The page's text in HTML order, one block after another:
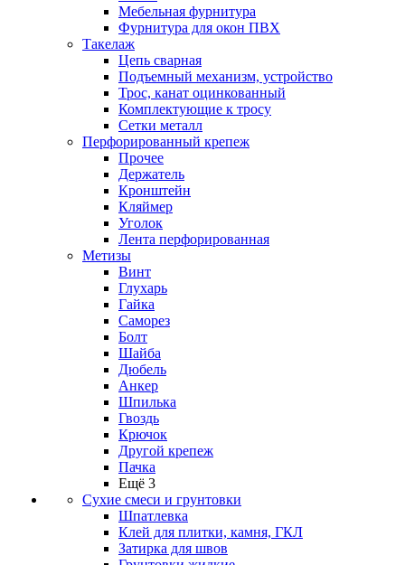
Мебельная фурнитура
Фурнитура для окон ПВХ
Такелаж
Цепь сварная
Подъемный механизм, устройство
Трос, канат оцинкованный
Комплектующие к тросу
Сетки металл
Перфорированный крепеж
Прочее
Держатель
Кронштейн
Кляймер
Уголок
Лента перфорированная
Метизы
Винт
Глухарь
Гайка
Саморез
Болт
Шайба
Дюбель
Анкер
Шпилька
Гвоздь
Крючок
Другой крепеж
Пачка
Ещё 3
Сухие смеси и грунтовки
Шпатлевка
Клей для плитки, камня, ГКЛ
Затирка для швов